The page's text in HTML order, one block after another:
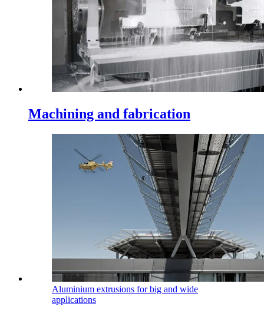
Machining and fabrication
Aluminium extrusions for big and wide
applications